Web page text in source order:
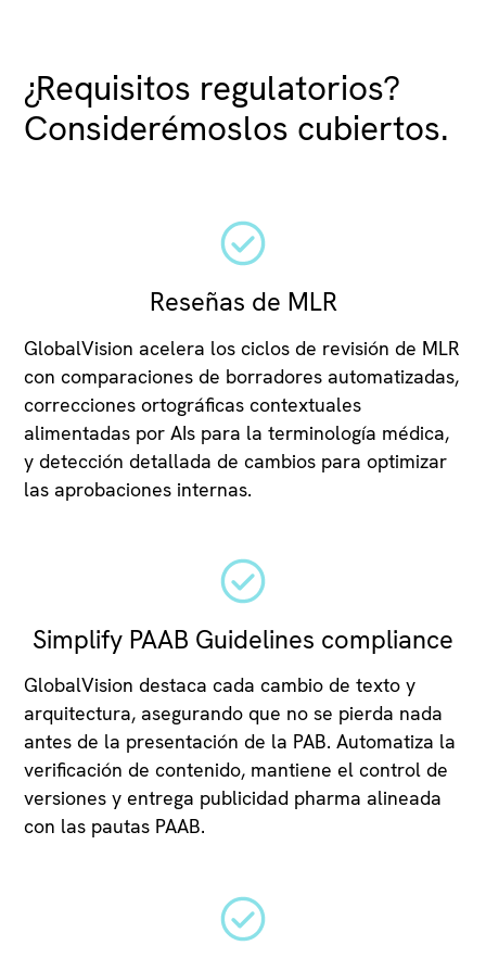
¿Requisitos regulatorios?
Considerémoslos cubiertos.
Reseñas de MLR
GlobalVision acelera los ciclos de revisión de MLR
con comparaciones de borradores automatizadas,
correcciones ortográficas contextuales
alimentadas por AIs para la terminología médica,
y detección detallada de cambios para optimizar
las aprobaciones internas.
Simplify PAAB Guidelines compliance
GlobalVision destaca cada cambio de texto y
arquitectura, asegurando que no se pierda nada
antes de la presentación de la PAB. Automatiza la
verificación de contenido, mantiene el control de
versiones y entrega publicidad pharma alineada
con las pautas PAAB.